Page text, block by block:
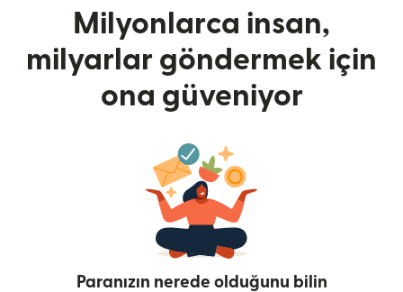
Milyonlarca insan,
milyarlar göndermek için
ona güveniyor
Paranızın nerede olduğunu bilin